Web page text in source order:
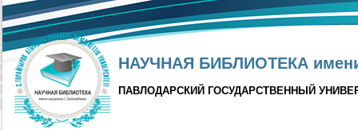
НАУЧНАЯ БИБЛИОТЕКА
ПАВЛОДАРСКИЙ ГОСУДАРСТВЕННЫЙ